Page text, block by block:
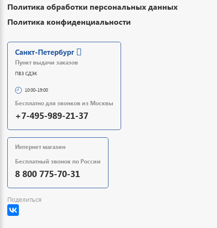
Политика обработки персональных данных
Политика конфиденциальности
Санкт-Петербург
Пункт выдачи заказов
ПВЗ СДЭК
10:00-19:00
Бесплатно для звонков из Москвы
+7-495-989-21-37
Интернет магазин
Бесплатный звонок по России
8 800 775-70-31
Поделиться